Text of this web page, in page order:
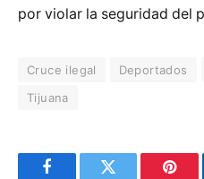
por violar la seguridad del
Cruce ilegal Deportados
Tijuana